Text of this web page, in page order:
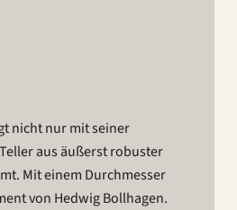
nicht nur mit seiner
aus äußerst robuster
Mit einem Durchmesser
von Hedwig Bollhagen.